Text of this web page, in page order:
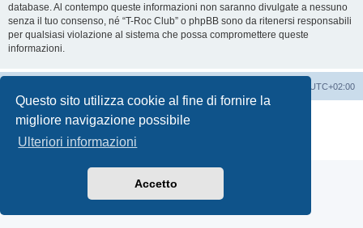
Questo sito utilizza cookie al fine di fornire la
migliore navigazione possibile
Ulteriori informazioni
Accetto
database. Al contempo queste informazioni non saranno divulgate a nessuno
senza il tuo consenso, né “T-Roc Club” o phpBB sono da ritenersi responsabili
per qualsiasi violazione al sistema che possa compromettere queste
informazioni.
UTC+02:00
Creato da
® Forum Software © phpBB Limited
Traduzione Italiana